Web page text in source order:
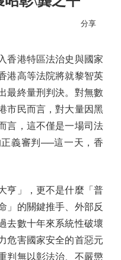
分享
港特區法治史與國家
港高等法院將就黎智英
最終量刑判決。對無數
市民而言，對大量因黑
言，這不僅是一場司法
義審判──這一天，香
」，更不是什麼「普
」的關鍵推手、外部反
去數十年來系統性破壞
危害國家安全的首惡元
判無以彰法治、不嚴懲